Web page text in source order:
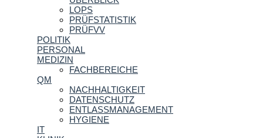
LOPS
PRÜFSTATISTIK
PRÜFVV
POLITIK
PERSONAL
MEDIZIN
FACHBEREICHE
QM
NACHHALTIGKEIT
DATENSCHUTZ
ENTLASSMANAGEMENT
HYGIENE
IT